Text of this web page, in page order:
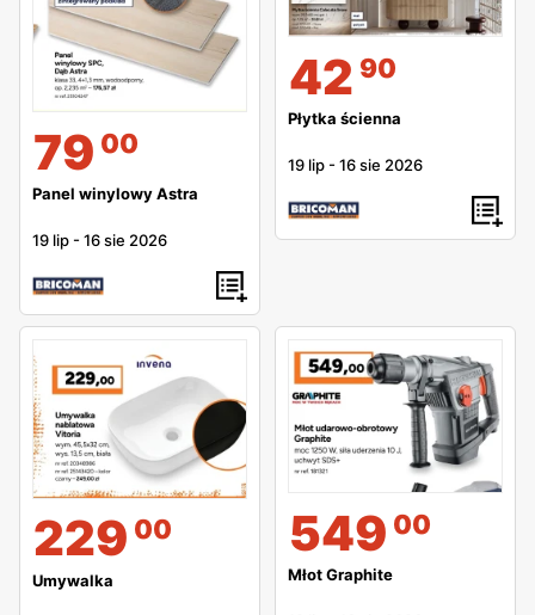
79 00
Panel winylowy Astra
19 lip -16 sie 2026
42 90
Płytka ścienna
19 lip -16 sie 2026
229 00
Umywalka
549 00
Młot Graphite